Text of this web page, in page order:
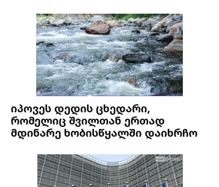
იპოვეს დედის ცხედარი,
რომელიც შვილთან ერთად
მდინარე ხობისწყალში დაიხრჩო